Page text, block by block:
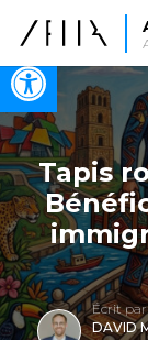
Open toolbar
Tapis
Écrit par
DAVID